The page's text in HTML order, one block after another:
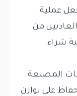
عملية
من
شراء.
المصنعة
على توازن